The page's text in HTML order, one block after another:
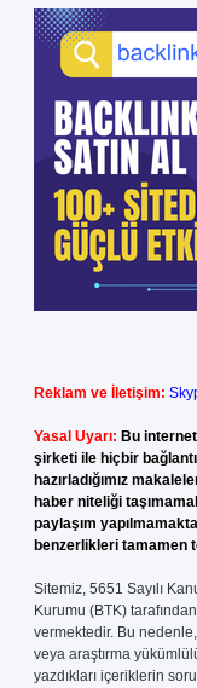
Reklam ve İletişim:
Yasal Uyarı: Bu
şirketi ile hiçbir
hazırladığımız
haber niteliği
paylaşım
benzerlikleri tamamen
Sitemiz, 5651 Sayılı
Kurumu (BTK)
vermektedir. Bu
veya araştırma
yazdıkları içeriklerin